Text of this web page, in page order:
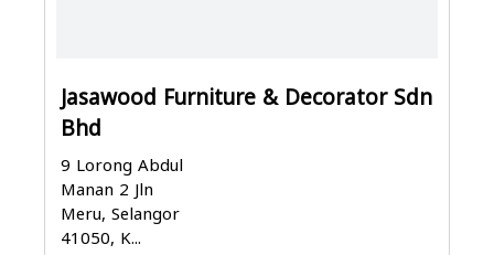
Jasawood Furniture & Decorator Sdn
Bhd
9 Lorong Abdul
Manan 2 Jln
Meru, Selangor
41050, K...